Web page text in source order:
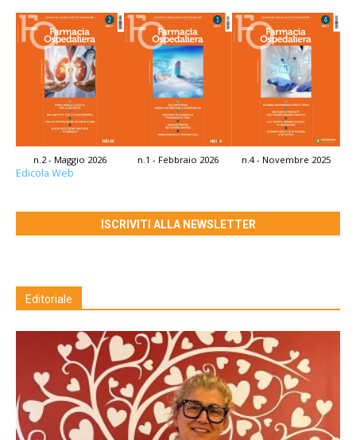
n.2 - Maggio 2026 n.1 - Febbraio 2026 n.4 - Novembre 2025
Edicola Web
ISCRIVITI ALLA NEWSLETTER
Editoriale